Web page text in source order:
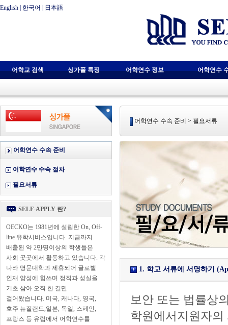
English 한국어 日本語
어학교 검색 싱가폴 특징 어학연수 정보 어학연수
어학연수 수속 준비
어학연수 수속 절차
필요서류
SELF-APPLY 란?
OECKO는 1981년에 설립한 On, Off-
line 유학서비스입니다. 지금까지
배출된 약 2만명이상의 학생들은
사회 곳곳에서 활동하고 있습니다. 각
나라 명문대학과 제휴되어 글로벌
인재 양성에 힘쓰며 정직과 성실을
기초 삼아 오직 한 길만
걸어왔습니다. 미국, 캐나다, 영국,
호주 뉴질랜드,일본, 독일, 스페인,
프랑스 등 유럽에서 어학연수를
어학연수 수속 준비 > 필요서류
1. 학교 서류에 서명하기
보안 또는 법률상
학원에서지원자